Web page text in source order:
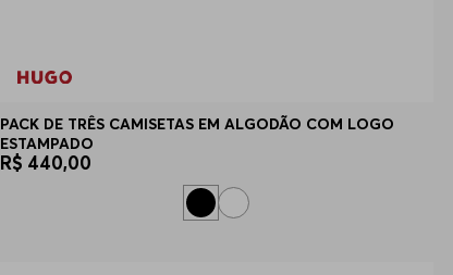
PACK DE TRÊS CAMISETAS EM ALGODÃO COM LOGO
ESTAMPADO
R$ 440,00